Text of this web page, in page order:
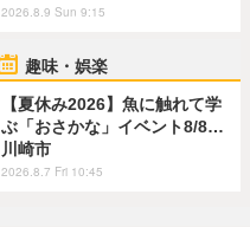
2026.8.9 Sun 9:15
趣味・娯楽
【夏休み2026】魚に触れて学
ぶ「おさかな」イベント8/8…
川崎市
2026.8.7 Fri 10:45